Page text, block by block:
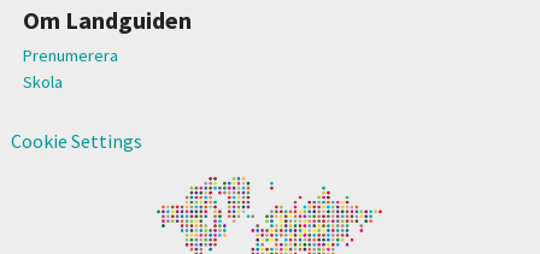
Om Landguiden
Prenumerera
Skola
Cookie Settings